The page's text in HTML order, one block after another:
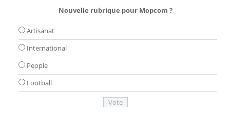
Nouvelle rubrique pour Mopcom ?
Artisanat
International
People
Football